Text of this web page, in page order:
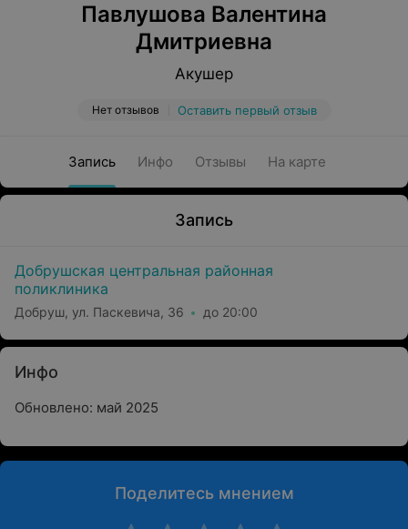
Павлушова Валентина
Дмитриевна
Акушер
Нет отзывов Оставить первый отзыв
Запись Инфо Отзывы На карте
Запись
Добрушская центральная районная
поликлиника
Добруш, ул. Паскевича, 36 до 20:00
Инфо
Обновлено: май 2025
Поделитесь мнением